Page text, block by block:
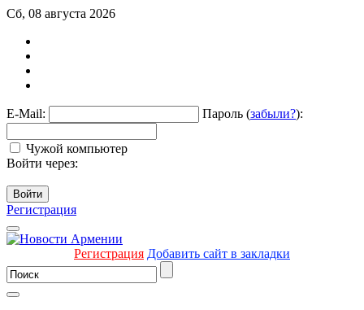
Сб, 08 августа 2026
E-Mail: Пароль (забыли?):
Чужой компьютер
Войти через:
Войти
Регистрация
Регистрация Добавить сайт в закладки